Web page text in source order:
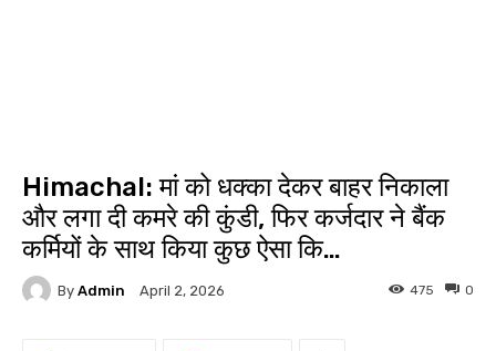
Himachal: मां को धक्का देकर बाहर निकाला
और लगा दी कमरे की कुंडी, फिर कर्जदार ने बैंक
कर्मियों के साथ किया कुछ ऐसा कि…
By Admin April 2, 2026 0
475